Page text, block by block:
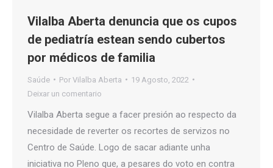
Vilalba Aberta denuncia que os cupos
de pediatría estean sendo cubertos
por médicos de familia
Saúde Por Vilalba Aberta
19 Agosto, 2022
Deixar un comentario
Vilalba Aberta segue a facer presión ao respecto da
necesidade de reverter os recortes de servizos no
Centro de Saúde. Logo de sacar adiante unha
iniciativa no Pleno que, a pesares do voto en contra